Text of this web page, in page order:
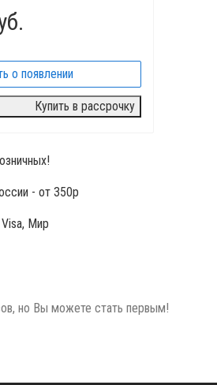
о появлении
Купить в рассрочку
- от 350р
Мир
но Вы можете стать первым!